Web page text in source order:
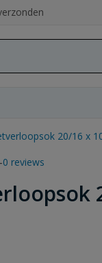
20/16 x
-0 reviews